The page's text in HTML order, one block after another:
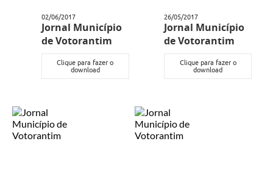
02/06/2017
Jornal Município
de Votorantim
Clique para fazer o
download
26/05/2017
Jornal Município
de Votorantim
Clique para fazer o
download